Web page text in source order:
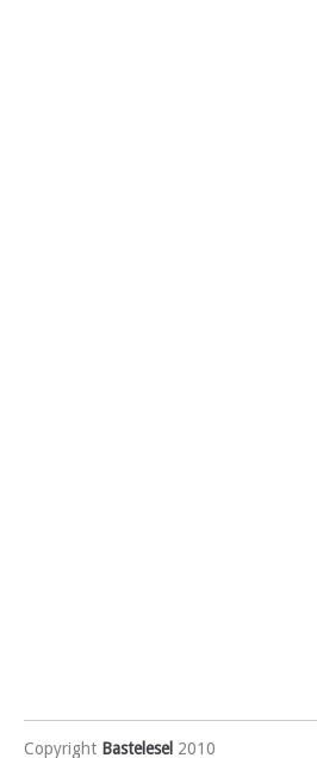
Copyright Bastelesel 2010